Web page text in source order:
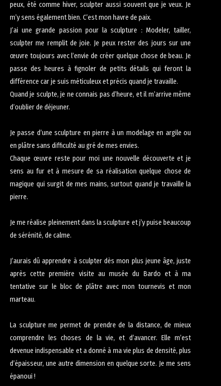
peux, été comme hiver, sculpter aussi souvent que je veux. Je
m’y sens également bien. C’est mon havre de paix.
J’ai une grande passion pour la sculpture : Modeler, tailler,
sculpter me remplit de joie. Je peux rester des jours sur une
œuvre toujours avec l’envie de créer quelque chose de beau. Je
passe des heures à fignoler de petits détails qui feront la
différence car je suis méticuleux et précis quand je travaille.
Quand je sculpte, je ne connais pas d’heure, et il m’arrive même
d’oublier de déjeuner.
Je passe d’une sculpture en pierre à un modelage en argile ou
en plâtre sans difficulté au gré de mes envies.
Chaque œuvre reste pour moi une nouvelle découverte et je
sens au fur et à mesure de sa réalisation quelque chose de
magique qui surgit de mes mains, surtout quand je travaille la
pierre.
Je me réalise pleinement dans la sculpture et j’y puise beaucoup
de sérénité, de calme.
J’aurais dû apprendre à sculpter dès mon plus jeune âge, juste
après cette première visite au musée du Bardo et à ma
tentative sur le bloc de plâtre avec mon tournevis et mon
marteau.
La sculpture me permet de prendre de la distance, de mieux
comprendre les choses de la vie, et d’avancer. Elle m’est
devenue indispensable et a donné à ma vie plus de densité, plus
d’épaisseur, une autre dimension en quelque sorte. Je me sens
épanoui !